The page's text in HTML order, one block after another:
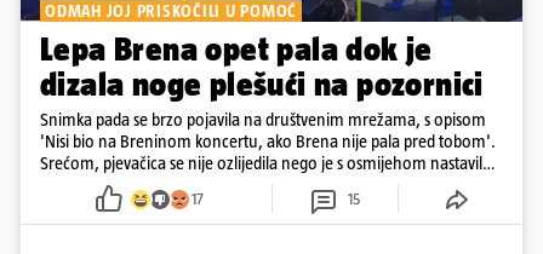
ODMAH JOJ PRISKOČILI U POMOĆ
Lepa Brena opet pala dok je
dizala noge plešući na pozornici
Snimka pada se brzo pojavila na društvenim mrežama, s opisom
'Nisi bio na Breninom koncertu, ako Brena nije pala pred tobom'.
Srećom, pjevačica se nije ozlijedila nego je s osmijehom nastavila
17 15